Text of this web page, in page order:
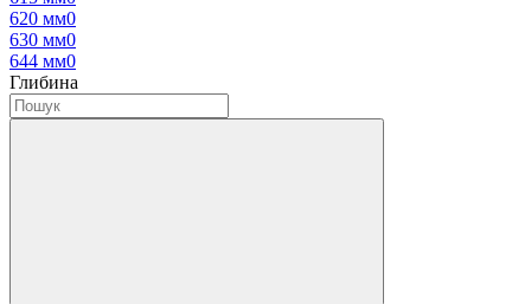
620 мм0
630 мм0
644 мм0
Глибина